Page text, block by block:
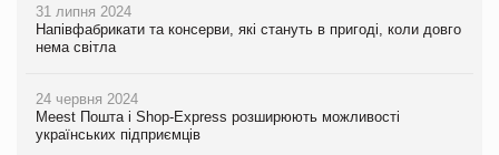
31 липня 2024
Напівфабрикати та консерви, які стануть в пригоді, коли довго
нема світла
24 червня 2024
Meest Пошта і Shop-Express розширюють можливості
українських підприємців